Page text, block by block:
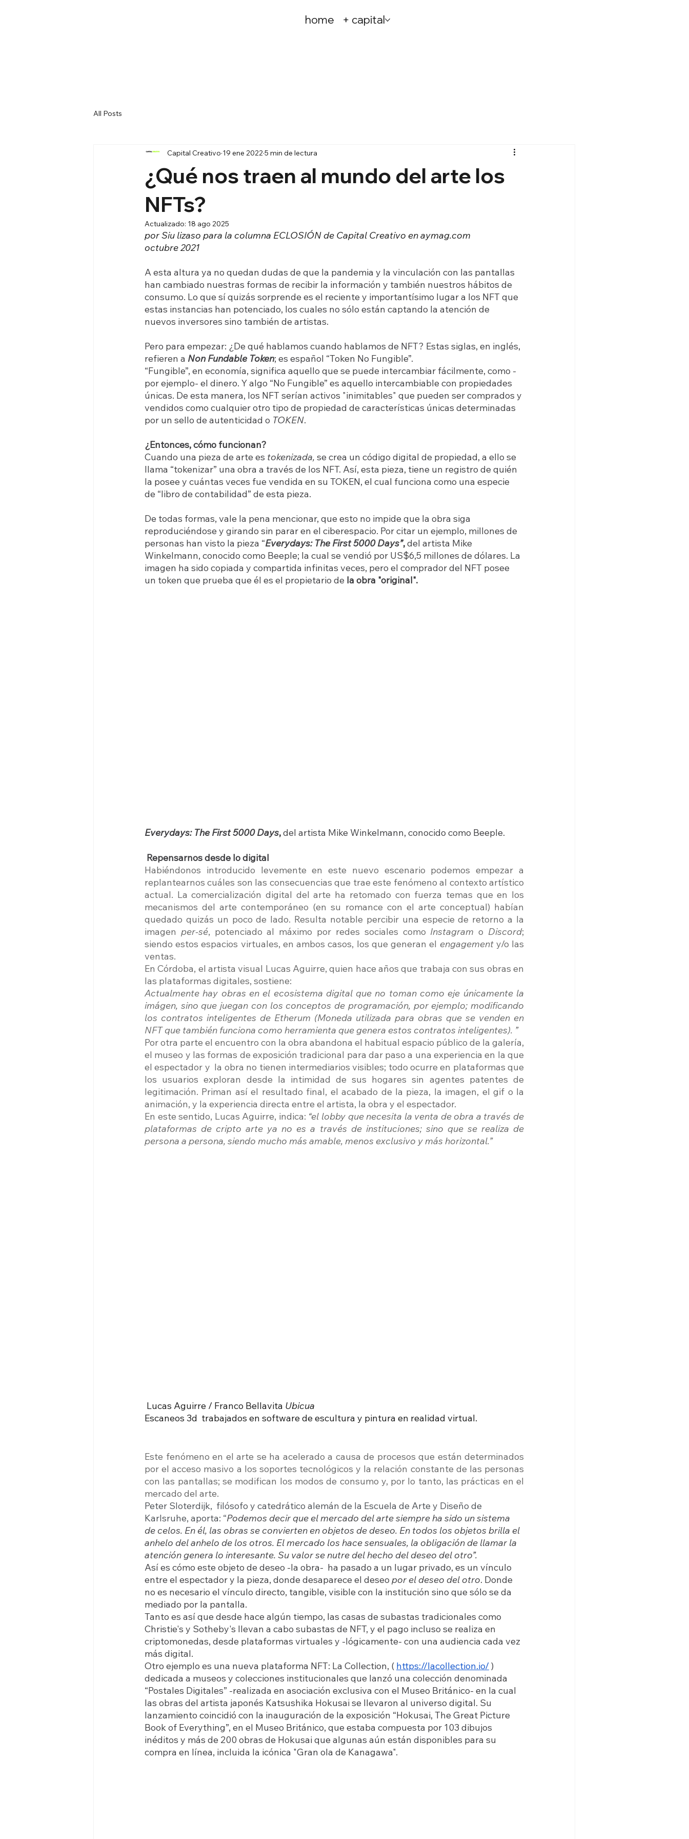
home + capital
All Posts
¿Qué nos traen al mundo del arte los
NFTs?
Capital Creativo 19 ene 2022 5 min de lectura
Actualizado: 18 ago 2025
por Siu lizaso para la columna ECLOSIÓN de Capital Creativo en aymag.com
octubre 2021
A esta altura ya no quedan dudas de que la pandemia y la vinculación con las pantallas
han cambiado nuestras formas de recibir la información y también nuestros hábitos de
consumo. Lo que sí quizás sorprende es el reciente y importantísimo lugar a los NFT que
estas instancias han potenciado, los cuales no sólo están captando la atención de
nuevos inversores sino también de artistas.
Pero para empezar: ¿De qué hablamos cuando hablamos de NFT? Estas siglas, en inglés,
refieren a Non Fundable Token; es español “Token No Fungible”.
“Fungible”, en economía, significa aquello que se puede intercambiar fácilmente, como -
por ejemplo- el dinero. Y algo “No Fungible” es aquello intercambiable con propiedades
únicas. De esta manera, los NFT serían activos "inimitables" que pueden ser comprados y
vendidos como cualquier otro tipo de propiedad de características únicas determinadas
por un sello de autenticidad o TOKEN.
¿Entonces, cómo funcionan?
Cuando una pieza de arte es tokenizada, se crea un código digital de propiedad, a ello se
llama “tokenizar” una obra a través de los NFT. Así, esta pieza, tiene un registro de quién
la posee y cuántas veces fue vendida en su TOKEN, el cual funciona como una especie
de “libro de contabilidad” de esta pieza.
De todas formas, vale la pena mencionar, que esto no impide que la obra siga
reproduciéndose y girando sin parar en el ciberespacio. Por citar un ejemplo, millones de
personas han visto la pieza “Everydays: The First 5000 Days”, del artista Mike
Winkelmann, conocido como Beeple; la cual se vendió por US$6,5 millones de dólares. La
imagen ha sido copiada y compartida infinitas veces, pero el comprador del NFT posee
un token que prueba que él es el propietario de la obra "original".
Everydays: The First 5000 Days, del artista Mike Winkelmann, conocido como Beeple.
Repensarnos desde lo digital
Habiéndonos introducido levemente en este nuevo escenario podemos empezar a
replantearnos cuáles son las consecuencias que trae este fenómeno al contexto artístico
actual. La comercialización digital del arte ha retomado con fuerza temas que en los
mecanismos del arte contemporáneo (en su romance con el arte conceptual) habían
quedado quizás un poco de lado. Resulta notable percibir una especie de retorno a la
imagen per-sé, potenciado al máximo por redes sociales como Instagram o Discord;
siendo estos espacios virtuales, en ambos casos, los que generan el engagement y/o las
ventas.
En Córdoba, el artista visual Lucas Aguirre, quien hace años que trabaja con sus obras en
las plataformas digitales, sostiene:
Actualmente hay obras en el ecosistema digital que no toman como eje únicamente la
imágen, sino que juegan con los conceptos de programación, por ejemplo; modificando
los contratos inteligentes de Etherum (Moneda utilizada para obras que se venden en
NFT que también funciona como herramienta que genera estos contratos inteligentes). ”
Por otra parte el encuentro con la obra abandona el habitual espacio público de la galería,
el museo y las formas de exposición tradicional para dar paso a una experiencia en la que
el espectador y  la obra no tienen intermediarios visibles; todo ocurre en plataformas que
los usuarios exploran desde la intimidad de sus hogares sin agentes patentes de
legitimación. Priman así el resultado final, el acabado de la pieza, la imagen, el gif o la
animación, y la experiencia directa entre el artista, la obra y el espectador.
En este sentido, Lucas Aguirre, indica: “el lobby que necesita la venta de obra a través de
plataformas de cripto arte ya no es a través de instituciones; sino que se realiza de
persona a persona, siendo mucho más amable, menos exclusivo y más horizontal.”
Lucas Aguirre / Franco Bellavita Ubicua
Escaneos 3d  trabajados en software de escultura y pintura en realidad virtual.
Este fenómeno en el arte se ha acelerado a causa de procesos que están determinados
por el acceso masivo a los soportes tecnológicos y la relación constante de las personas
con las pantallas; se modifican los modos de consumo y, por lo tanto, las prácticas en el
mercado del arte.
Peter Sloterdijk,  filósofo y catedrático alemán de la Escuela de Arte y Diseño de
Karlsruhe, aporta: “Podemos decir que el mercado del arte siempre ha sido un sistema
de celos. En él, las obras se convierten en objetos de deseo. En todos los objetos brilla el
anhelo del anhelo de los otros. El mercado los hace sensuales, la obligación de llamar la
atención genera lo interesante. Su valor se nutre del hecho del deseo del otro”.
Así es cómo este objeto de deseo -la obra-  ha pasado a un lugar privado, es un vínculo
entre el espectador y la pieza, donde desaparece el deseo por el deseo del otro. Donde
no es necesario el vínculo directo, tangible, visible con la institución sino que sólo se da
mediado por la pantalla.
Tanto es así que desde hace algún tiempo, las casas de subastas tradicionales como
Christie's y Sotheby's llevan a cabo subastas de NFT, y el pago incluso se realiza en
criptomonedas, desde plataformas virtuales y -lógicamente- con una audiencia cada vez
más digital.
Otro ejemplo es una nueva plataforma NFT: La Collection, ( https://lacollection.io/ )
dedicada a museos y colecciones institucionales que lanzó una colección denominada
“Postales Digitales” -realizada en asociación exclusiva con el Museo Británico- en la cual
las obras del artista japonés Katsushika Hokusai se llevaron al universo digital. Su
lanzamiento coincidió con la inauguración de la exposición “Hokusai, The Great Picture
Book of Everything”, en el Museo Británico, que estaba compuesta por 103 dibujos
inéditos y más de 200 obras de Hokusai que algunas aún están disponibles para su
compra en línea, incluida la icónica "Gran ola de Kanagawa".